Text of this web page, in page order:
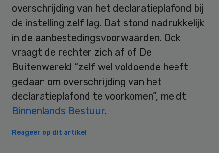
overschrijding van het declaratieplafond bij
de instelling zelf lag. Dat stond nadrukkelijk
in de aanbestedingsvoorwaarden. Ook
vraagt de rechter zich af of De
Buitenwereld “zelf wel voldoende heeft
gedaan om overschrijding van het
declaratieplafond te voorkomen”, meldt
Binnenlands Bestuur.
Reageer op dit artikel